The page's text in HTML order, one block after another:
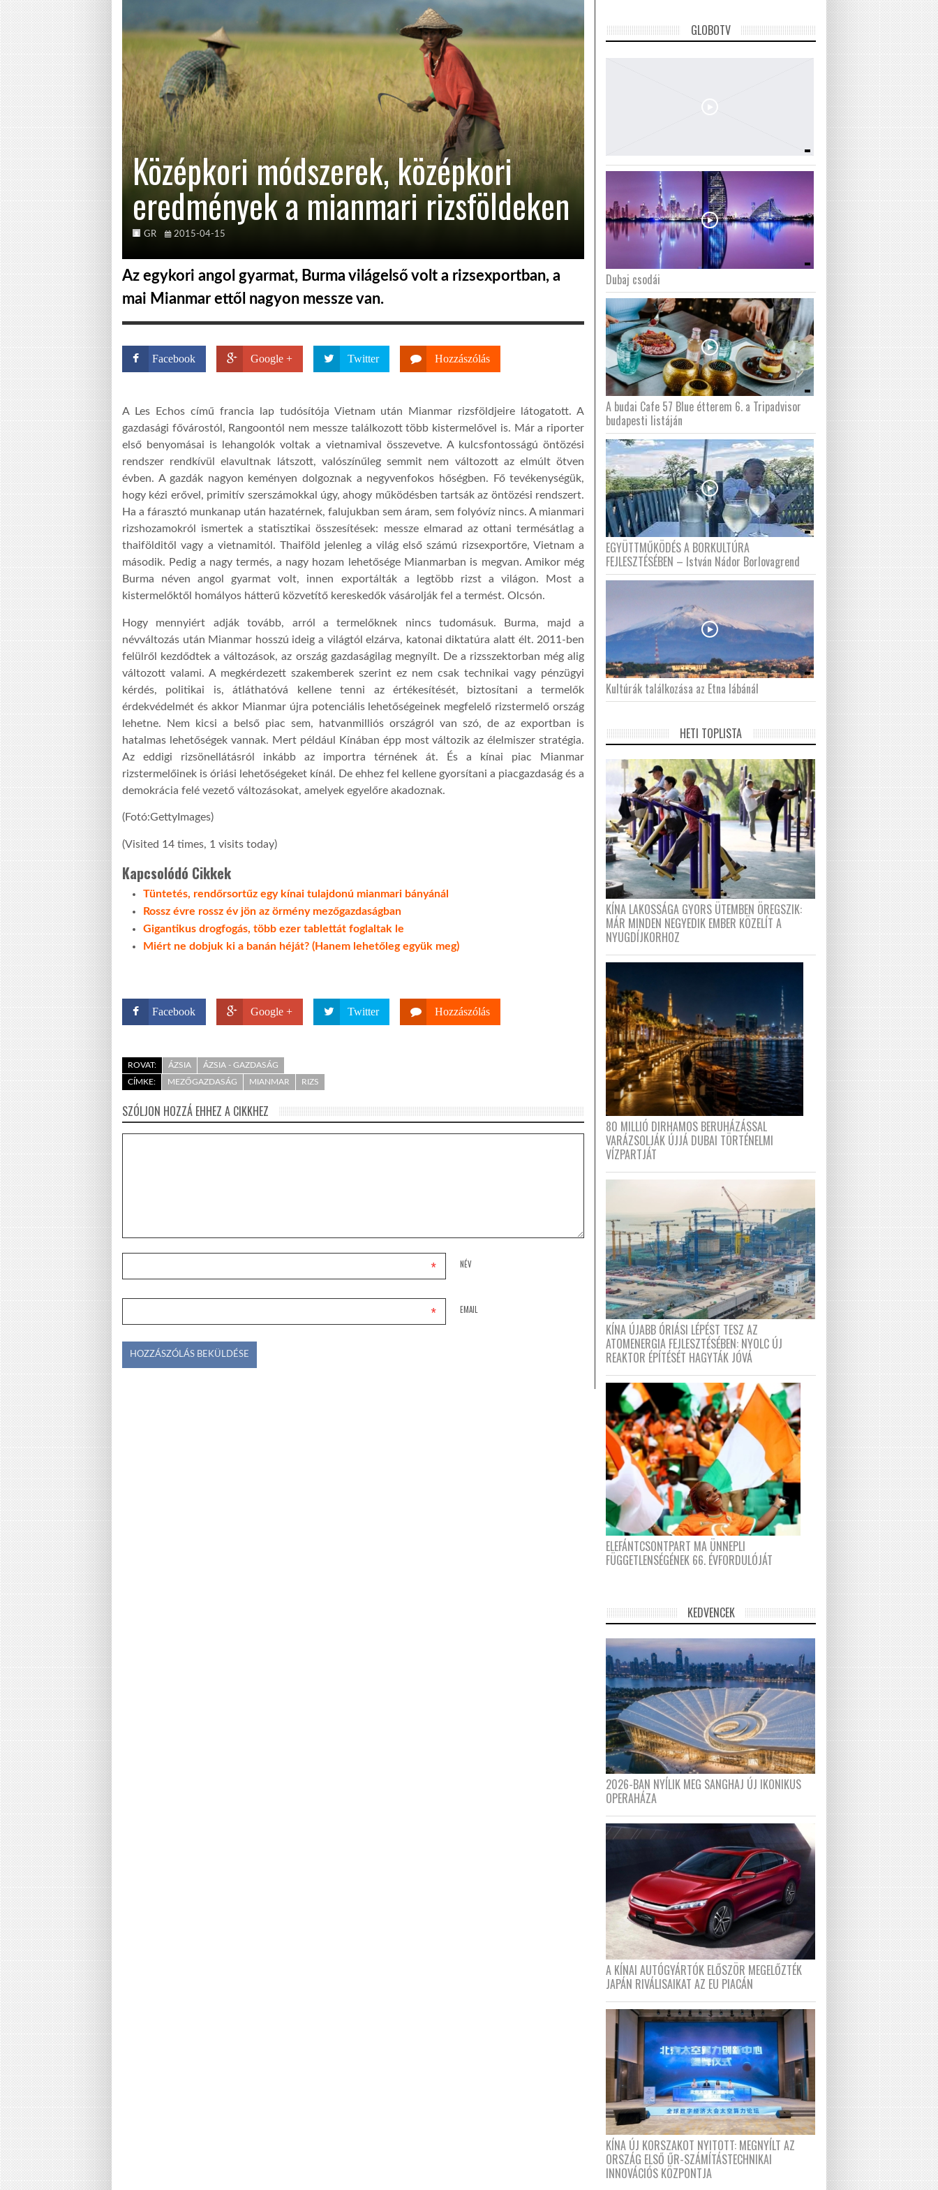
Középkori módszerek, középkori
eredmények a mianmari rizsföldeken
GR 2015-04-15
Az egykori angol gyarmat, Burma világelső volt a rizsexportban, a
mai Mianmar ettől nagyon messze van.
Facebook Google + Twitter Hozzászólás
A Les Echos című francia lap tudósítója Vietnam után Mianmar rizsföldjeire látogatott. A
gazdasági fővárostól, Rangoontól nem messze találkozott több kistermelővel is. Már a riporter
első benyomásai is lehangolók voltak a vietnamival összevetve. A kulcsfontosságú öntözési
rendszer rendkívül elavultnak látszott, valószínűleg semmit nem változott az elmúlt ötven
évben. A gazdák nagyon keményen dolgoznak a negyvenfokos hőségben. Fő tevékenységük,
hogy kézi erővel, primitív szerszámokkal úgy, ahogy működésben tartsák az öntözési rendszert.
Ha a fárasztó munkanap után hazatérnek, falujukban sem áram, sem folyóvíz nincs. A mianmari
rizshozamokról ismertek a statisztikai összesítések: messze elmarad az ottani termésátlag a
thaifölditől vagy a vietnamitól. Thaiföld jelenleg a világ első számú rizsexportőre, Vietnam a
második. Pedig a nagy termés, a nagy hozam lehetősége Mianmarban is megvan. Amikor még
Burma néven angol gyarmat volt, innen exportálták a legtöbb rizst a világon. Most a
kistermelőktől homályos hátterű közvetítő kereskedők vásárolják fel a termést. Olcsón.
Hogy mennyiért adják tovább, arról a termelőknek nincs tudomásuk. Burma, majd a
névváltozás után Mianmar hosszú ideig a világtól elzárva, katonai diktatúra alatt élt. 2011-ben
felülről kezdődtek a változások, az ország gazdaságilag megnyílt. De a rizsszektorban még alig
változott valami. A megkérdezett szakemberek szerint ez nem csak technikai vagy pénzügyi
kérdés, politikai is, átláthatóvá kellene tenni az értékesítését, biztosítani a termelők
érdekvédelmét és akkor Mianmar újra potenciális lehetőségeinek megfelelő rizstermelő ország
lehetne. Nem kicsi a belső piac sem, hatvanmilliós országról van szó, de az exportban is
hatalmas lehetőségek vannak. Mert például Kínában épp most változik az élelmiszer stratégia.
Az eddigi rizsönellátásról inkább az importra térnének át. És a kínai piac Mianmar
rizstermelőinek is óriási lehetőségeket kínál. De ehhez fel kellene gyorsítani a piacgazdaság és a
demokrácia felé vezető változásokat, amelyek egyelőre akadoznak.
(Fotó:GettyImages)
(Visited 14 times, 1 visits today)
Kapcsolódó Cikkek
Tüntetés, rendőrsortűz egy kínai tulajdonú mianmari bányánál
Rossz évre rossz év jön az örmény mezőgazdaságban
Gigantikus drogfogás, több ezer tablettát foglaltak le
Miért ne dobjuk ki a banán héját? (Hanem lehetőleg együk meg)
Facebook Google + Twitter Hozzászólás
ROVAT: ÁZSIA
ÁZSIA - GAZDASÁG
CÍMKE:
MEZŐGAZDASÁG MIANMAR RIZS
SZÓLJON HOZZÁ EHHEZ A CIKKHEZ
NÉV
*
EMAIL
*
GLOBOTV
Dubaj csodái
A budai Cafe 57 Blue étterem 6. a Tripadvisor
budapesti listáján
EGYÜTTMŰKÖDÉS A BORKULTÚRA
FEJLESZTÉSÉBEN – István Nádor Borlovagrend
Kultúrák találkozása az Etna lábánál
HETI TOPLISTA
KÍNA LAKOSSÁGA GYORS ÜTEMBEN ÖREGSZIK:
MÁR MINDEN NEGYEDIK EMBER KÖZELÍT A
NYUGDÍJKORHOZ
80 MILLIÓ DIRHAMOS BERUHÁZÁSSAL
VARÁZSOLJÁK ÚJJÁ DUBAI TÖRTÉNELMI
VÍZPARTJÁT
KÍNA ÚJABB ÓRIÁSI LÉPÉST TESZ AZ
ATOMENERGIA FEJLESZTÉSÉBEN: NYOLC ÚJ
REAKTOR ÉPÍTÉSÉT HAGYTÁK JÓVÁ
ELEFÁNTCSONTPART MA ÜNNEPLI
FÜGGETLENSÉGÉNEK 66. ÉVFORDULÓJÁT
KEDVENCEK
2026-BAN NYÍLIK MEG SANGHAJ ÚJ IKONIKUS
OPERAHÁZA
A KÍNAI AUTÓGYÁRTÓK ELŐSZÖR MEGELŐZTÉK
JAPÁN RIVÁLISAIKAT AZ EU PIACÁN
KÍNA ÚJ KORSZAKOT NYITOTT: MEGNYÍLT AZ
ORSZÁG ELSŐ ŰR-SZÁMÍTÁSTECHNIKAI
INNOVÁCIÓS KÖZPONTJA